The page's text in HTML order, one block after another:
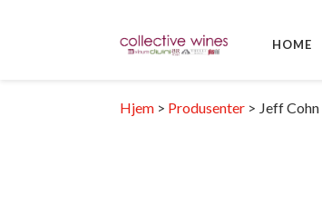
HOME
Hjem> Produsenter> Jeff